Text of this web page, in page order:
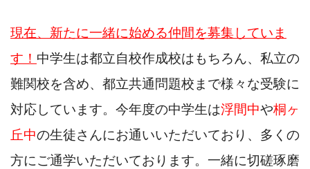
現在、新たに一緒に始める仲間を募集していま
す！ 中学生は都立自校作成校はもちろん、私立の
難関校を含め、都立共通問題校まで様々な受験に
対応しています。今年度の中学生は浮間中や桐ヶ
丘中の生徒さんにお通いいただいており、多くの
方にご通学いただいております。一緒に切磋琢磨